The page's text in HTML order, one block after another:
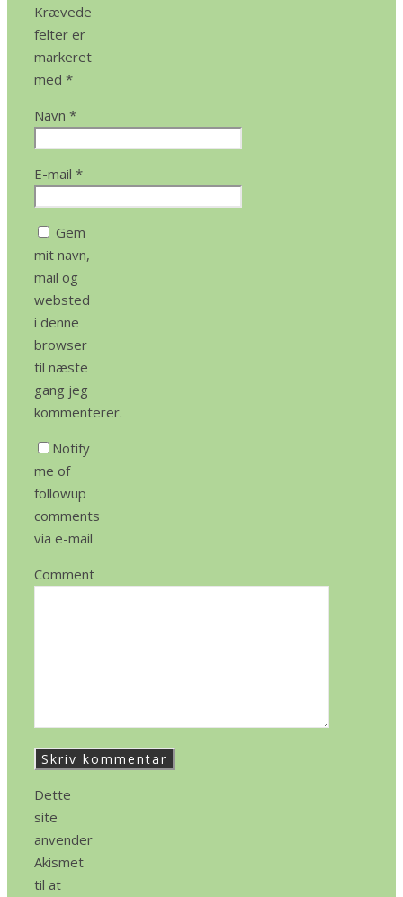
Krævede
felter er
markeret
med *
Navn *
E-mail *
Gem
mit navn,
mail og
websted
i denne
browser
til næste
gang jeg
kommenterer.
Notify
me of
followup
comments
via e-mail
Comment
Dette
site
anvender
Akismet
til at